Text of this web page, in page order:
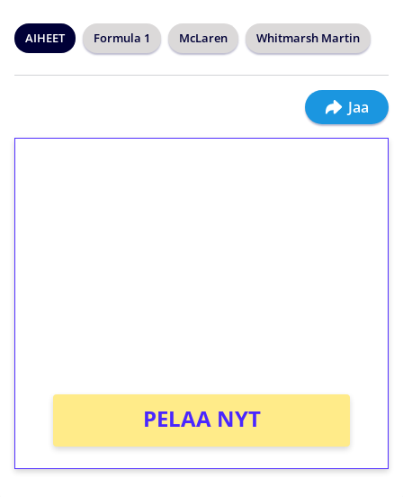
AIHEET Formula 1 McLaren Whitmarsh Martin
Jaa
PELAA NYT